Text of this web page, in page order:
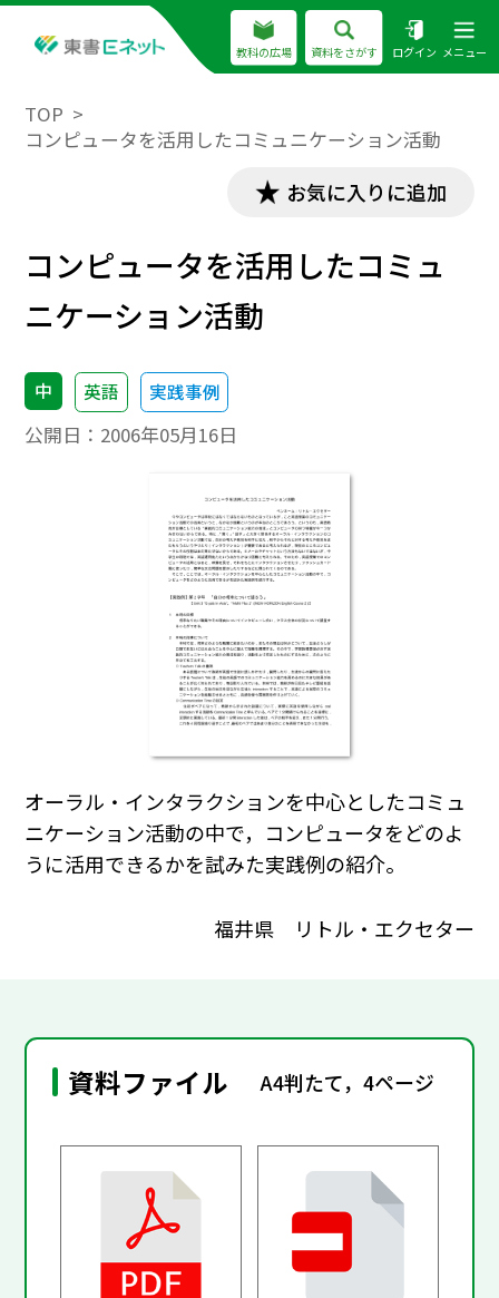
教科の広場 資料をさがす ログイン メニュー
TOP
コンピュータを活用したコミュニケーション活動
お気に入りに追加
コンピュータを活用したコミュ
ニケーション活動
中 英語 実践事例
公開日： 2006年05月16日
オーラル・インタラクションを中心としたコミュ
ニケーション活動の中で，コンピュータをどのよ
うに活用できるかを試みた実践例の紹介。
福井県 リトル・エクセター
資料ファイル A4判たて，4ページ